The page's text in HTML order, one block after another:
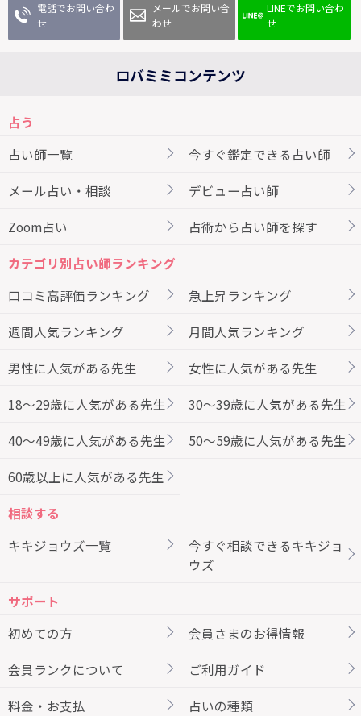
電話でお問い合わ
せ
メールでお問い合
わせ
LINEでお問い合わ
せ
ロバミミコンテンツ
占う
占い師一覧
今すぐ鑑定できる占い師
メール占い・相談 デビュー占い師
Zoom占い 占術から占い師を探す
カテゴリ別占い師ランキング
口コミ高評価ランキング
急上昇ランキング
週間人気ランキング 月間人気ランキング
男性に人気がある先生 女性に人気がある先生
18～29歳に人気がある先生 30～39歳に人気がある先生
40～49歳に人気がある先生 50～59歳に人気がある先生
60歳以上に人気がある先生
相談する
キキジョウズ一覧
今すぐ相談できるキキジョ
ウズ
サポート
初めての方
会員さまのお得情報
会員ランクについて ご利用ガイド
料金・お支払 占いの種類